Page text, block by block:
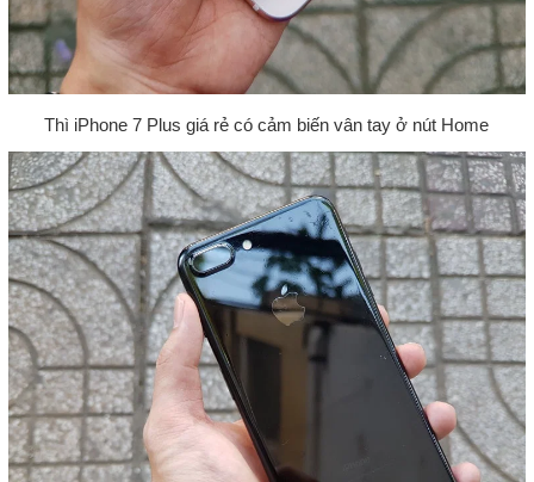
Thì iPhone 7 Plus giá rẻ có cảm biến vân tay ở nút Home